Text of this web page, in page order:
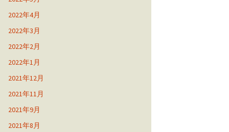
2022年4月
2022年3月
2022年2月
2022年1月
2021年12月
2021年11月
2021年9月
2021年8月